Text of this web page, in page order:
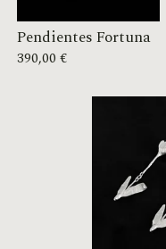
Pendientes Fortuna
390,00 €